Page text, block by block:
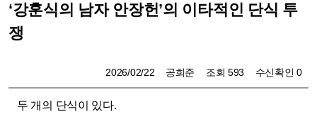
‘강훈식의 남자 안장헌’의 이타적인 단식 투
쟁
2026/02/22 공희준 조회 593 수신확인 0
두 개의 단식이 있다.